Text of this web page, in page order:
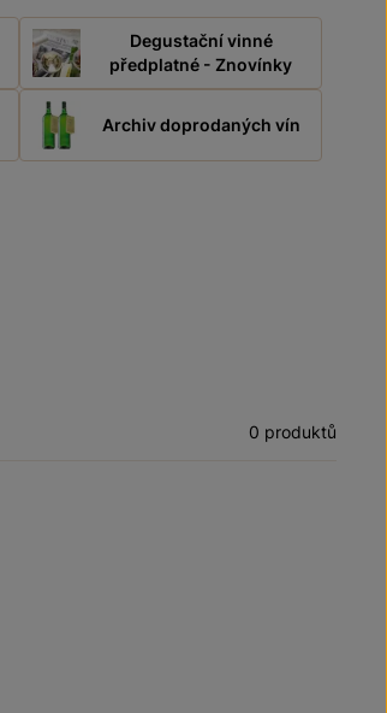
Degustační vinné
předplatné - Znovínky
Archiv doprodaných vín
0 produktů